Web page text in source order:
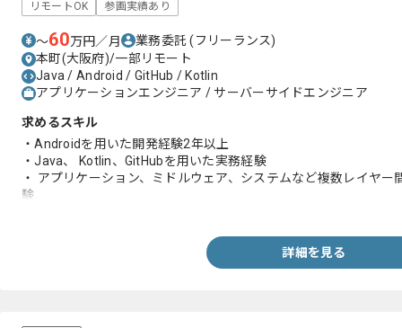
リモートOK 参画実績あり
〜60万円／月 業務委託(フリーランス)
本町(大阪府)/一部リモート
Java / Android / GitHub / Kotlin
アプリケーションエンジニア / サーバーサイドエンジニア
求めるスキル
・Androidを用いた開発経験2年以上
・Java、 Kotlin、GitHubを用いた実務経験
・ アプリケーション、ミドルウェア、システムなど複数レイヤ
験
詳細を見る